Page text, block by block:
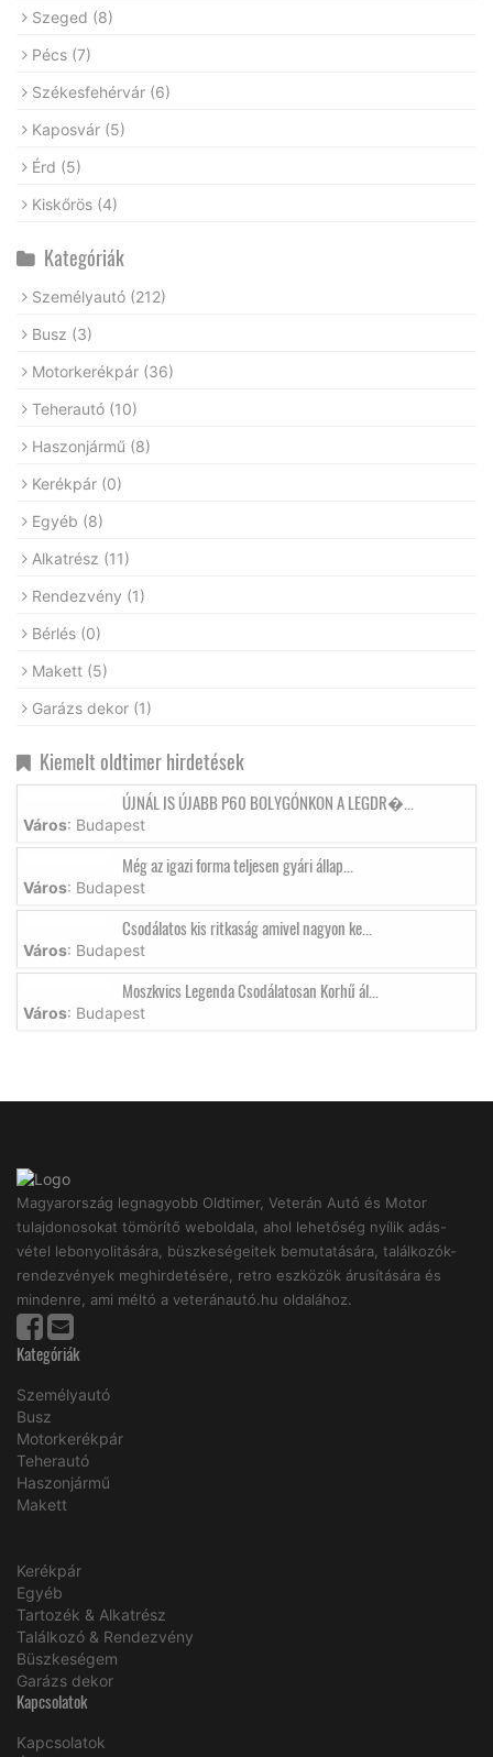
Szeged (8)
Pécs (7)
Székesfehérvár (6)
Kaposvár (5)
Érd (5)
Kiskőrös (4)
Kategóriák
Személyautó (212)
Busz (3)
Motorkerékpár (36)
Teherautó (10)
Haszonjármű (8)
Kerékpár (0)
Egyéb (8)
Alkatrész (11)
Rendezvény (1)
Bérlés (0)
Makett (5)
Garázs dekor (1)
Kiemelt oldtimer hirdetések
ÚJNÁL IS ÚJABB P60 BOLYGÓNKON A LEGDR�...
Város: Budapest
Még az igazi forma teljesen gyári állap...
Város: Budapest
Csodálatos kis ritkaság amivel nagyon ke...
Város: Budapest
Moszkvics Legenda Csodálatosan Korhű ál...
Város: Budapest
Magyarország legnagyobb Oldtimer, Veterán Autó és Motor
tulajdonosokat tömörítő weboldala, ahol lehetőség nyílik adás-
vétel lebonyolitására, büszkeségeitek bemutatására, találkozók-
rendezvények meghirdetésére, retro eszközök árusítására és
mindenre, ami méltó a veteránautó.hu oldalához.
Kategóriák
Személyautó
Busz
Motorkerékpár
Teherautó
Haszonjármű
Makett
Kerékpár
Egyéb
Tartozék & Alkatrész
Találkozó & Rendezvény
Büszkeségem
Garázs dekor
Kapcsolatok
Kapcsolatok